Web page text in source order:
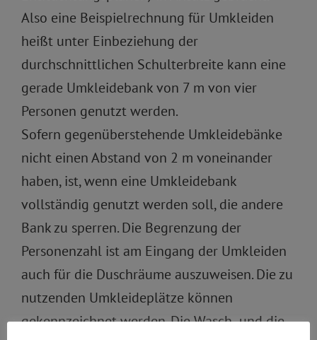
Also eine Beispielrechnung für Umkleiden
heißt unter Einbeziehung der
durchschnittlichen Schulterbreite kann eine
gerade Umkleidebank von 7 m von vier
Personen genutzt werden.
Sofern gegenüberstehende Umkleidebänke
nicht einen Abstand von 2 m voneinander
haben, ist, wenn eine Umkleidebank
vollständig genutzt werden soll, die andere
Bank zu sperren. Die Begrenzung der
Personenzahl ist am Eingang der Umkleiden
auch für die Duschräume auszuweisen. Die zu
nutzenden Umkleideplätze können
gekennzeichnet werden. Die Wasch- und die